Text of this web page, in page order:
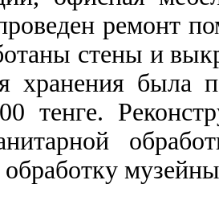
ремонт
стены и
хранения была
тенге.